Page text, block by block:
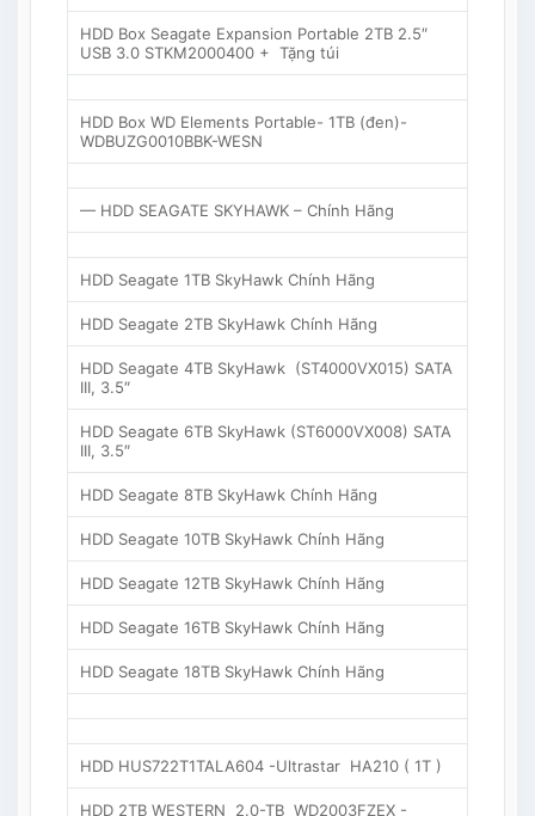
HDD Box Seagate Expansion Portable 2TB 2.5″
USB 3.0 STKM2000400 + Tặng túi
HDD Box WD Elements Portable- 1TB (đen)-
WDBUZG0010BBK-WESN
— HDD SEAGATE SKYHAWK – Chính Hãng
HDD Seagate 1TB SkyHawk Chính Hãng
HDD Seagate 2TB SkyHawk Chính Hãng
HDD Seagate 4TB SkyHawk (ST4000VX015) SATA
III, 3.5″
HDD Seagate 6TB SkyHawk (ST6000VX008) SATA
III, 3.5″
HDD Seagate 8TB SkyHawk Chính Hãng
HDD Seagate 10TB SkyHawk Chính Hãng
HDD Seagate 12TB SkyHawk Chính Hãng
HDD Seagate 16TB SkyHawk Chính Hãng
HDD Seagate 18TB SkyHawk Chính Hãng
HDD HUS722T1TALA604 -Ultrastar HA210 ( 1T )
HDD 2TB WESTERN 2.0-TB WD2003FZEX -